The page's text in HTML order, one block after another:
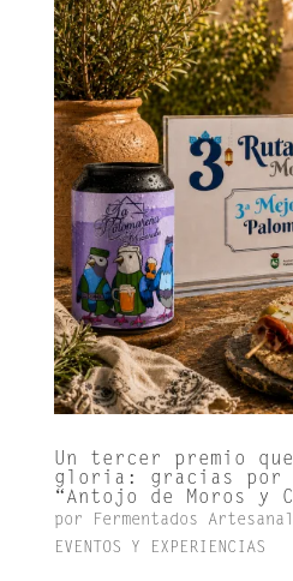
Un tercer premio
gloria: gracias por
“Antojo de Moros y
por Fermentados
EVENTOS Y EXPERIENCIAS